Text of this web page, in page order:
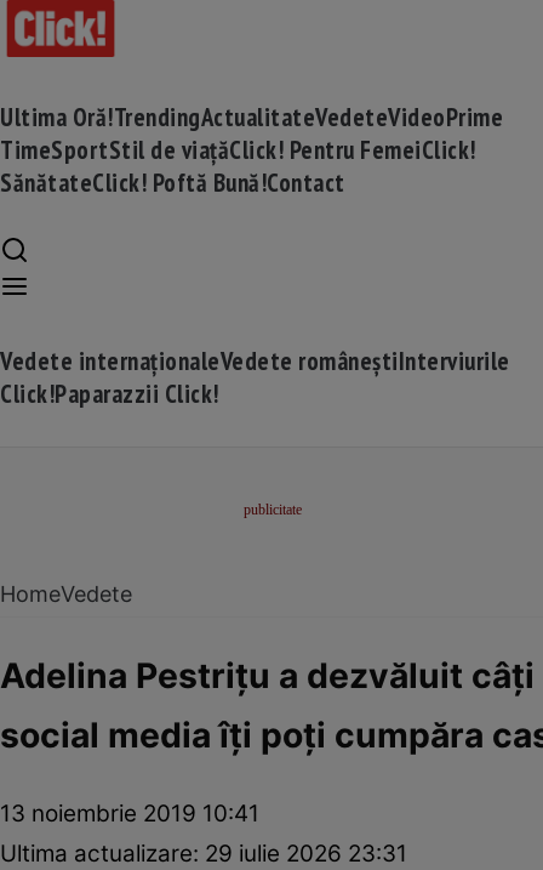
Ultima Oră!TrendingActualitateVedeteVideoPrime
TimeSportStil de viațăClick! Pentru FemeiClick!
SănătateClick! Poftă Bună!Contact
Vedete internaționaleVedete româneștiInterviurile
Click!Paparazzii Click!
HomeVedete
Adelina Pestriţu a dezvăluit
social media îţi poţi cumpăra
13 noiembrie 2019 10:41
Ultima actualizare: 29 iulie 2026 23:31